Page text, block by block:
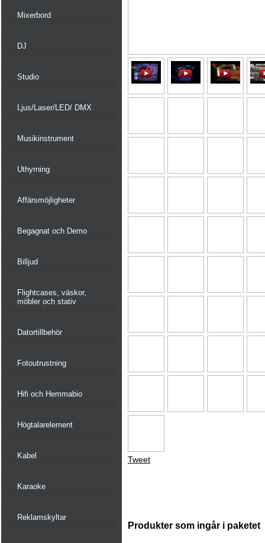
Mixerbord
DJ
Studio
Ljus/Laser/LED/ DMX
Musikinstrument
Uthyrning
Affärsmöjligheter
Begagnat och Demo
Billjud
Flightcases, väskor,
möbler och stativ
Datortillbehör
Fotoutrustning
Hifi och Hemmabio
Högtalarelement
Kabel
Karaoke
Reklamskyltar
Tweet
Produkter som ingår i paketet